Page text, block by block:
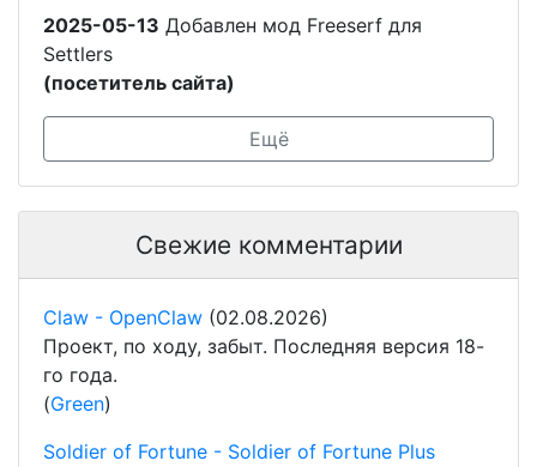
2025-05-13 Добавлен мод Freeserf для
Settlers
(посетитель сайта)
Ещё
Свежие комментарии
Claw - OpenClaw (02.08.2026)
Проект, по ходу, забыт. Последняя версия 18-
го года.
(Green)
Soldier of Fortune - Soldier of Fortune Plus